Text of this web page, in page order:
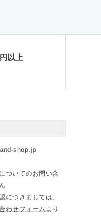
以上
shop.jp
ついてのお問い合
につきましては、
わせフォームより